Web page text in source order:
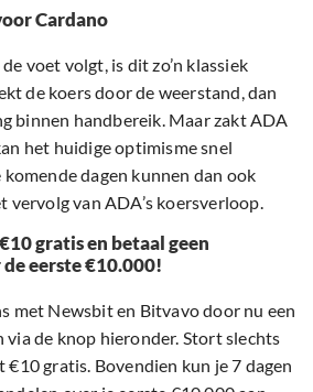
Cardano
voet volgt, is dit zo’n klassiek
de koers door de weerstand, dan
binnen handbereik. Maar zakt ADA
het huidige optimisme snel
dagen kunnen dan ook
vervolg van ADA’s koersverloop.
gratis en betaal geen
eerste €10.000!
met Newsbit en Bitvavo door nu een
via de knop hieronder. Stort slechts
gratis. Bovendien kun je 7 dagen